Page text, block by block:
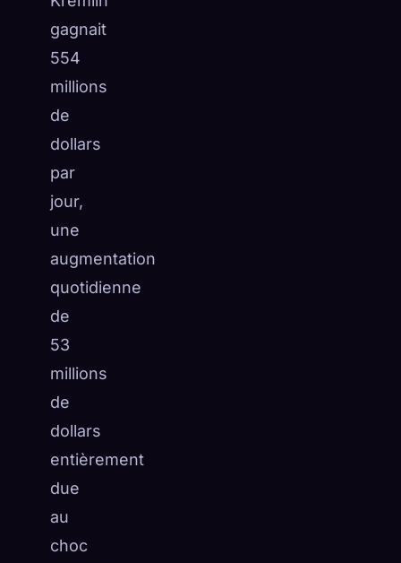
gagnait
554
millions
de
dollars
par
jour,
une
augmentation
quotidienne
de
53
millions
de
dollars
entièrement
due
au
choc